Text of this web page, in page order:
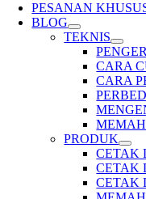
PESANAN
BLOG
TEKNIS
CARA
CARA
PRODUK
CETAK
CETAK
CETAK